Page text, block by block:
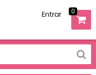
Entrar 0